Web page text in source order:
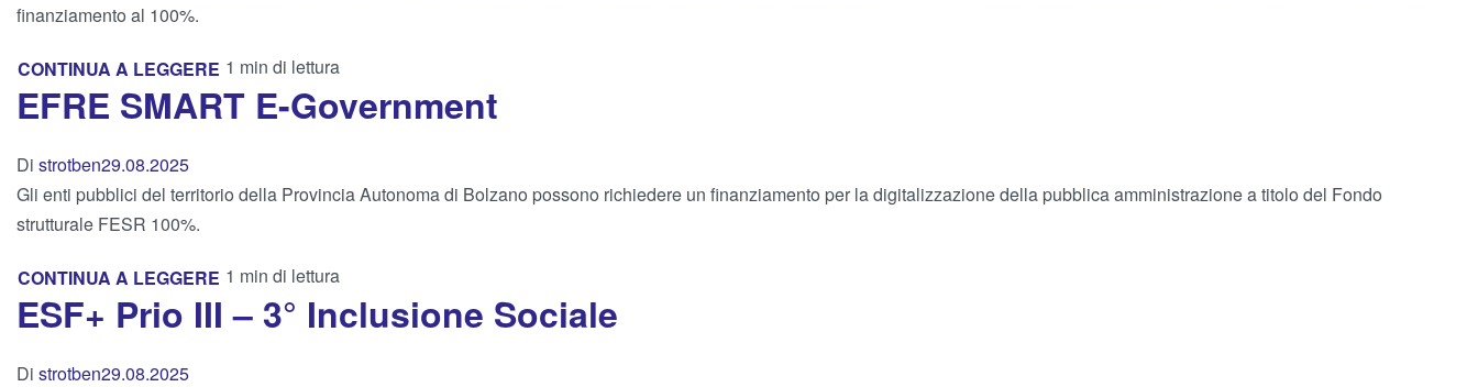
finanziamento al 100%.
CONTINUA A LEGGERE 1 min di lettura
EFRE SMART E-Government
Di strotben29.08.2025
Gli enti pubblici del territorio della Provincia Autonoma di Bolzano possono richiedere un finanziamento per la digitalizzazione della pubblica amministrazione a titolo del Fondo
strutturale FESR 100%.
CONTINUA A LEGGERE 1 min di lettura
ESF+ Prio III – 3° Inclusione Sociale
Di strotben29.08.2025